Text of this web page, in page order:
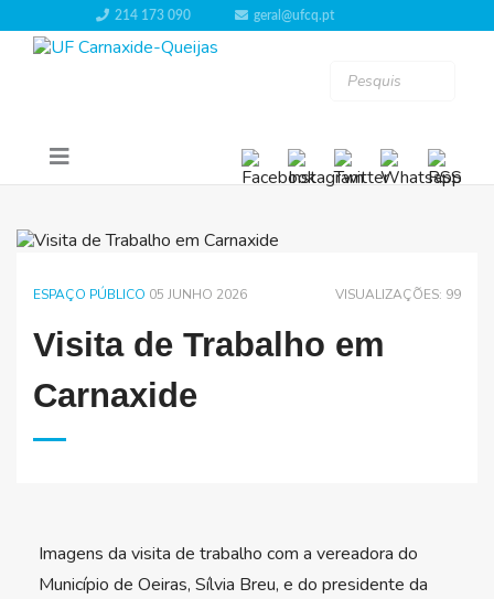
214 173 090 geral@ufcq.pt
ESPAÇO PÚBLICO 05 JUNHO 2026 VISUALIZAÇÕES: 99
Visita de Trabalho em
Carnaxide
Imagens da visita de trabalho com a vereadora do
Município de Oeiras, Sílvia Breu, e do presidente da